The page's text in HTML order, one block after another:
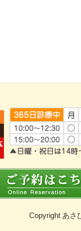
Copyright あさ